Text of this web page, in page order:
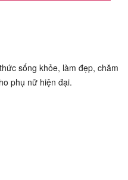
sống khỏe, làm đẹp, chăm
phụ nữ hiện đại.